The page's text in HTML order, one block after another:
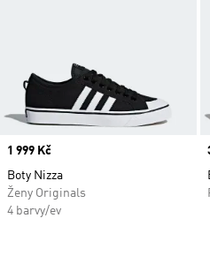
Price
1 999 Kč
Boty Nizza
Ženy Originals
4 barvy/ev